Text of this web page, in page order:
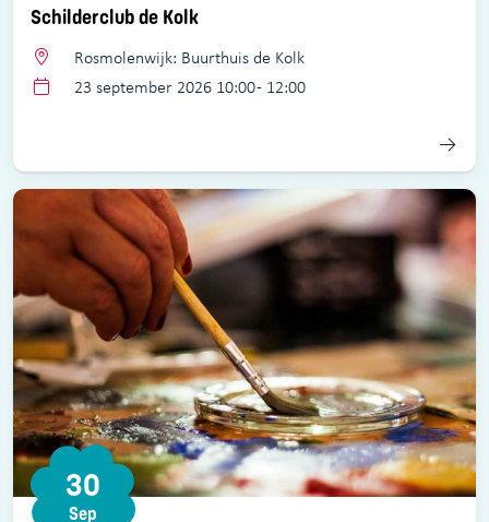
Schilderclub de Kolk
Rosmolenwijk: Buurthuis de Kolk
23 september 2026 10:00 - 12:00
30
Sep